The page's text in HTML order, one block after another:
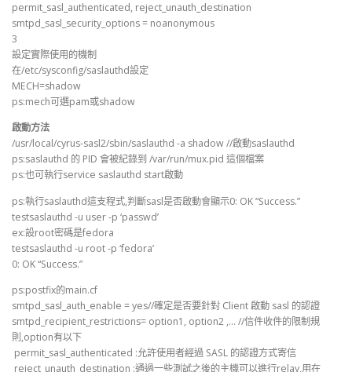
permit_sasl_authenticated, reject_unauth_destination
smtpd_sasl_security_options = noanonymous
3
設定實際使用的機制
在/etc/sysconfig/saslauthd設定
MECH=shadow
ps:mech可選pam或shadow
啟動方法
/usr/local/cyrus-sasl2/sbin/saslauthd -a shadow //啟動saslauthd
ps:saslauthd 的 PID 會被紀錄到 /var/run/mux.pid 這個檔案
ps:也可執行service saslauthd start啟動
ps:執行saslauthd這支程式,判斷sasl是否啟動會顯示0: OK “Success.”
testsaslauthd -u user -p ‘passwd’
ex:設root密碼是fedora
testsaslauthd -u root -p ‘fedora’
0: OK “Success.”
ps:postfix的main.cf
smtpd_sasl_auth_enable = yes//確定是否要針對 Client 啟動 sasl 的認證
smtpd_recipient_restrictions= option1, option2 ,… //信件收件的限制規
則,option有以下
permit_sasl_authenticated :允許使用者經過 SASL 的認證方式寄信
reject_unauth_destination :通過一些測試之後的主機可以進行relay,用在